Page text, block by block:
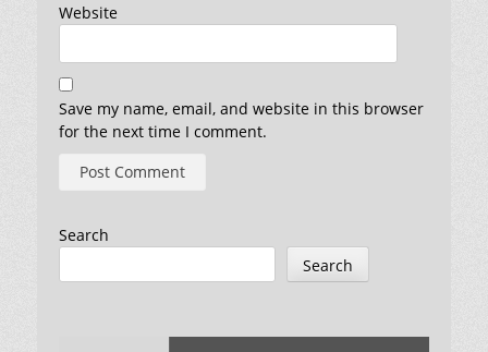
Website
Save my name, email, and website in this browser
for the next time I comment.
Search
Search